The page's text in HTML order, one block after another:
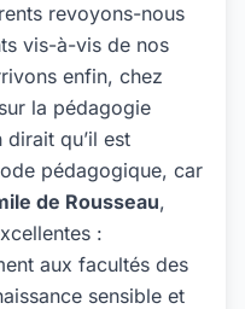
revoyons-nous
vis-à-vis de nos
enfin, chez
la pédagogie
dirait qu’il est
pédagogique, car
de Rousseau,
:
aux facultés des
sensible et